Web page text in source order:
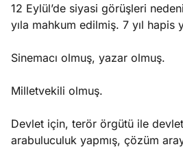
12 Eylül’de siyasi görüşleri
yıla mahkum edilmiş. 7 yıl hapis
Sinemacı olmuş, yazar olmuş.
Milletvekili olmuş.
Devlet için, terör örgütü ile devlet
arabuluculuk yapmış, çözüm